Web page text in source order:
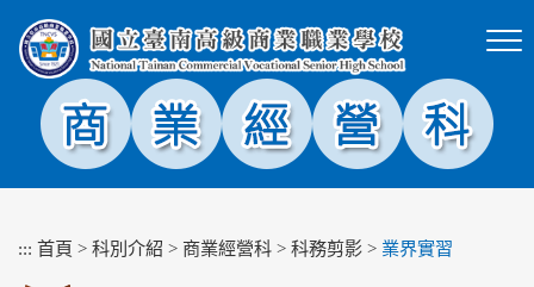
塊
::: 首頁 > 科別介紹 > 商業經營科 > 科務剪影 > 業界實習